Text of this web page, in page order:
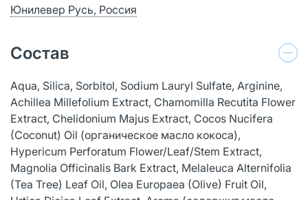
Юнилевер Русь, Россия
Состав
Aqua, Silica, Sorbitol, Sodium Lauryl Sulfate, Arginine,
Achillea Millefolium Extract, Chamomilla Recutita Flower
Extract, Chelidonium Majus Extract, Cocos Nucifera
(Coconut) Oil (органическое масло кокоса),
Hypericum Perforatum Flower/Leaf/Stem Extract,
Magnolia Officinalis Bark Extract, Melaleuca Alternifolia
(Tea Tree) Leaf Oil, Olea Europaea (Olive) Fruit Oil,